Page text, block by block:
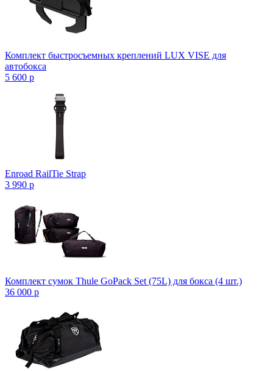
Комплект быстросъемных креплений LUX VISE для
автобокса
5 600 p
Enroad RailTie Strap
3 990 p
Комплект сумок Thule GoPack Set (75L) для бокса (4 шт.)
36 000 p